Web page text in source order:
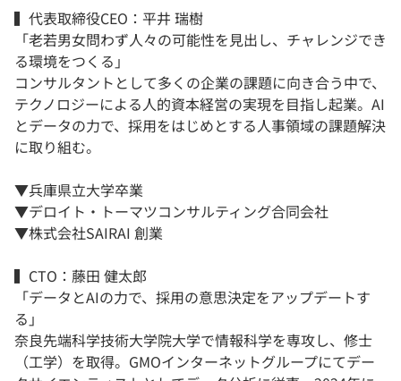
▍代表取締役CEO：平井 瑞樹
「老若男女問わず人々の可能性を見出し、チャレンジでき
る環境をつくる」
コンサルタントとして多くの企業の課題に向き合う中で、
テクノロジーによる人的資本経営の実現を目指し起業。AI
とデータの力で、採用をはじめとする人事領域の課題解決
に取り組む。
▼兵庫県立大学卒業
▼デロイト・トーマツコンサルティング合同会社
▼株式会社SAIRAI 創業
▍CTO：藤田 健太郎
「データとAIの力で、採用の意思決定をアップデートす
る」
奈良先端科学技術大学院大学で情報科学を専攻し、修士
（工学）を取得。GMOインターネットグループにてデー